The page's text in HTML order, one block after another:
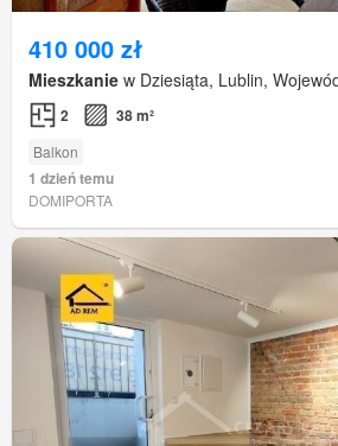
410 000 zł
Mieszkanie w Dziesiąta, Lublin,
2 38 m²
Balkon
1 dzień temu
DOMIPORTA